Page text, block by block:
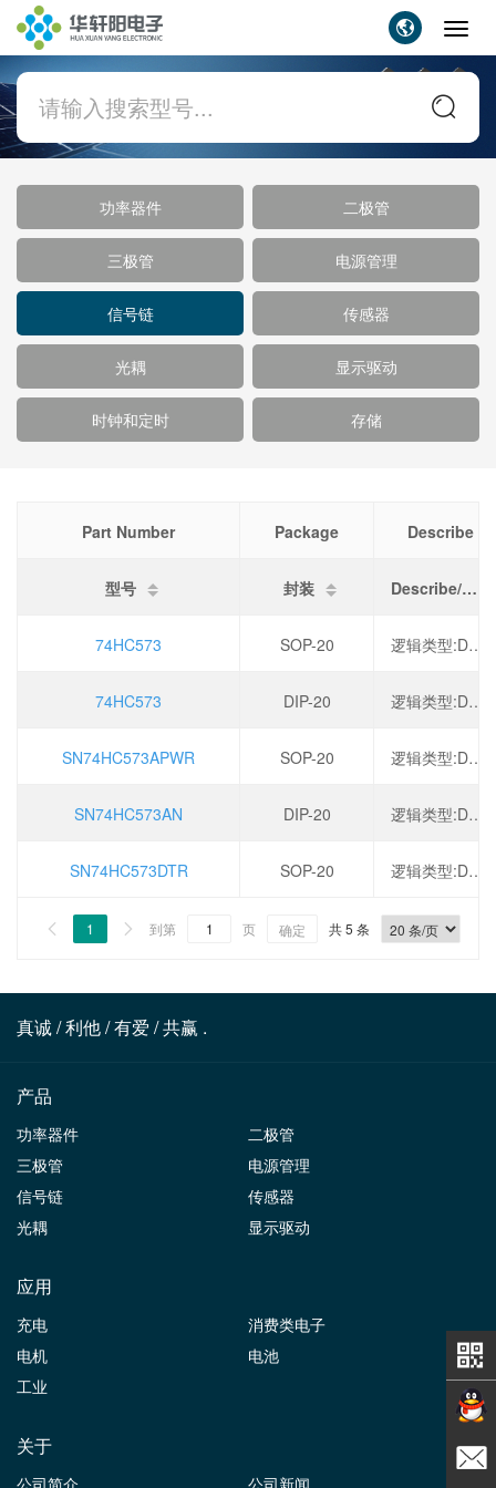
功率器件 二极管
三极管 电源管理
信号链 传感器
光耦 显示驱动
时钟和定时 存储
Part Number Package Describe
型号 封装 Describe/描述
74HC573 SOP-20 逻辑类型:D型锁存器,电源电压:2V~6V,传播延迟:14ns,系列:74HC,
74HC573 DIP-20 逻辑类型:D型锁存器,电源电压:2V~6V,传播延迟:14ns,系列:74HC,
SN74HC573APWR SOP-20 逻辑类型:D型锁存器,电源电压:2V~6V,传播延迟:14ns,系列:74HC,
SN74HC573AN DIP-20 逻辑类型:D型锁存器,电源电压:2V~6V,传播延迟:14ns,系列:74HC,
SN74HC573DTR SOP-20 逻辑类型:D型锁存器,电源电压:2V~6V,传播延迟:14ns,系列:74HC,
 1  到第 页 确定 共 5 条
真诚 / 利他 / 有爱 / 共赢 .
产品
功率器件
二极管
三极管
电源管理
信号链
传感器
光耦
显示驱动
应用
充电
消费类电子
电机
电池
工业
关于
在线交